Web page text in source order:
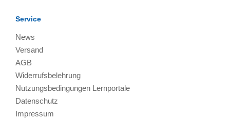
Service
News
Versand
AGB
Widerrufsbelehrung
Nutzungsbedingungen Lernportale
Datenschutz
Impressum